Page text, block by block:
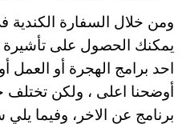
ومن خلال السفارة الكندية
يمكنك الحصول على تأشيرة
احد برامج الهجرة أو العمل
أوضحنا اعلى ، ولكن
برنامج عن الاخر، وفيما